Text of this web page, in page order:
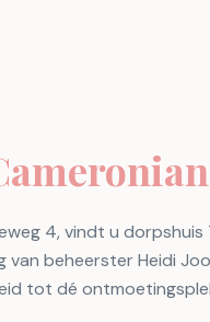
4, vindt u dorpshuis
van beheerster Heidi
tot dé